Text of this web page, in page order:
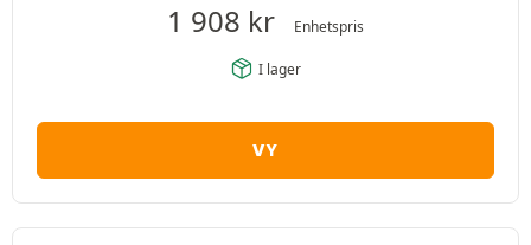
1 908 kr Enhetspris
I lager
VY